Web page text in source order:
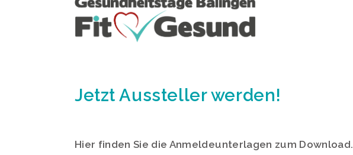
Jetzt Aussteller werden!
Hier finden Sie die Anmeldeunterlagen zum Download.